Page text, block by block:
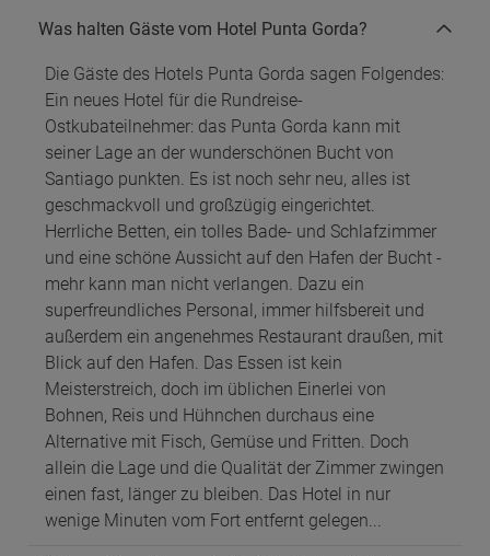
Was halten Gäste vom Hotel Punta Gorda?
Die Gäste des Hotels Punta Gorda sagen Folgendes:
Ein neues Hotel für die Rundreise-
Ostkubateilnehmer: das Punta Gorda kann mit
seiner Lage an der wunderschönen Bucht von
Santiago punkten. Es ist noch sehr neu, alles ist
geschmackvoll und großzügig eingerichtet.
Herrliche Betten, ein tolles Bade- und Schlafzimmer
und eine schöne Aussicht auf den Hafen der Bucht -
mehr kann man nicht verlangen. Dazu ein
superfreundliches Personal, immer hilfsbereit und
außerdem ein angenehmes Restaurant draußen, mit
Blick auf den Hafen. Das Essen ist kein
Meisterstreich, doch im üblichen Einerlei von
Bohnen, Reis und Hühnchen durchaus eine
Alternative mit Fisch, Gemüse und Fritten. Doch
allein die Lage und die Qualität der Zimmer zwingen
einen fast, länger zu bleiben. Das Hotel in nur
wenige Minuten vom Fort entfernt gelegen...